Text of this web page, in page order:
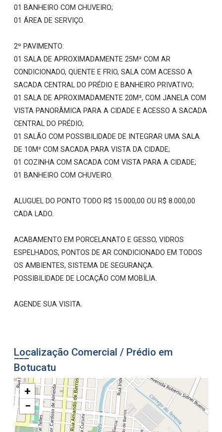
01 BANHEIRO COM CHUVEIRO;
01 ÁREA DE SERVIÇO.
2º PAVIMENTO:
01 SALA DE APROXIMADAMENTE 25M² COM AR
CONDICIONADO, QUENTE E FRIO, SALA COM ACESSO A
SACADA CENTRAL DO PRÉDIO E BANHEIRO PRIVATIVO;
01 SALA DE APROXIMADAMENTE 20M², COM JANELA COM
VISTA PANORÂMICA PARA A CIDADE E ACESSO A SACADA
CENTRAL DO PRÉDIO;
01 SALÃO COM POSSIBILIDADE DE INTEGRAR UMA SALA
DE 10M² COM SACADA PARA VISTA DA CIDADE;
01 COZINHA COM SACADA COM VISTA PARA A CIDADE;
01 BANHEIRO COM CHUVEIRO.
ALUGUEL DO PONTO TODO R$ 15.000,00 OU R$ 8.000,00
CADA LADO.
ACABAMENTO EM PORCELANATO E GESSO, VIDROS
ESPELHADOS, PONTOS DE AR CONDICIONADO EM TODOS
OS AMBIENTES, SISTEMA DE SEGURANÇA.
POSSIBILIDADE DE LOCAÇÃO COM MOBÍLIA.
AGENDE SUA VISITA.
Localização Comercial / Prédio em
Botucatu
+
−